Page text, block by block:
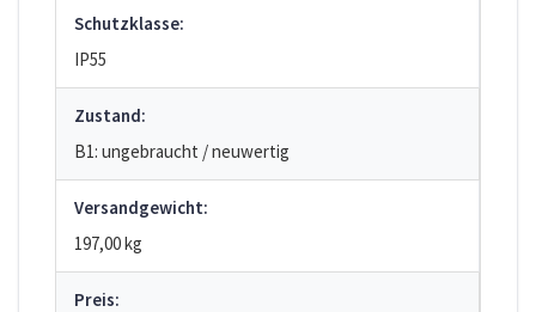
Schutzklasse:
IP55
Zustand:
B1: ungebraucht / neuwertig
Versandgewicht:
197,00 kg
Preis: